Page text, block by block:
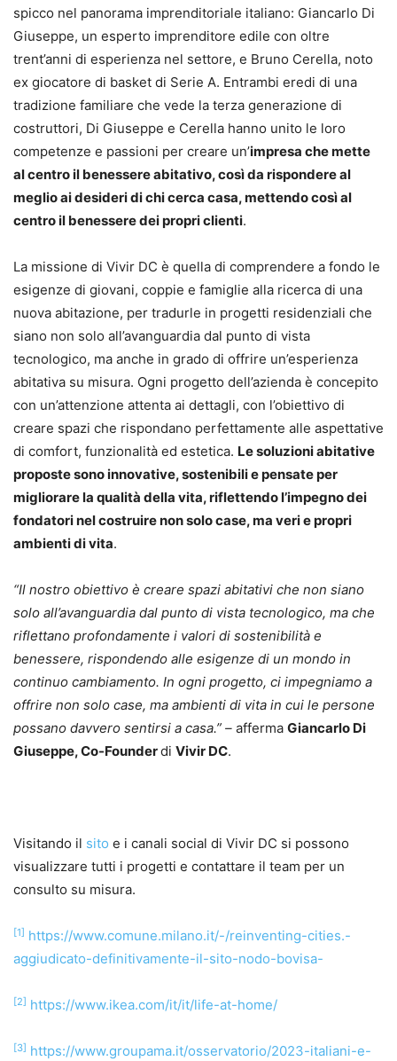
spicco nel panorama imprenditoriale italiano: Giancarlo Di
Giuseppe, un esperto imprenditore edile con oltre
trent’anni di esperienza nel settore, e Bruno Cerella, noto
ex giocatore di basket di Serie A. Entrambi eredi di una
tradizione familiare che vede la terza generazione di
costruttori, Di Giuseppe e Cerella hanno unito le loro
competenze e passioni per creare un’impresa che mette
al centro il benessere abitativo, così da rispondere al
meglio ai desideri di chi cerca casa, mettendo così al
centro il benessere dei propri clienti.
La missione di Vivir DC è quella di comprendere a fondo le
esigenze di giovani, coppie e famiglie alla ricerca di una
nuova abitazione, per tradurle in progetti residenziali che
siano non solo all’avanguardia dal punto di vista
tecnologico, ma anche in grado di offrire un’esperienza
abitativa su misura. Ogni progetto dell’azienda è concepito
con un’attenzione attenta ai dettagli, con l’obiettivo di
creare spazi che rispondano perfettamente alle aspettative
di comfort, funzionalità ed estetica. Le soluzioni abitative
proposte sono innovative, sostenibili e pensate per
migliorare la qualità della vita, riflettendo l’impegno dei
fondatori nel costruire non solo case, ma veri e propri
ambienti di vita.
“Il nostro obiettivo è creare spazi abitativi che non siano
solo all’avanguardia dal punto di vista tecnologico, ma che
riflettano profondamente i valori di sostenibilità e
benessere, rispondendo alle esigenze di un mondo in
continuo cambiamento. In ogni progetto, ci impegniamo a
offrire non solo case, ma ambienti di vita in cui le persone
possano davvero sentirsi a casa.” – afferma Giancarlo Di
Giuseppe, Co-Founderdi Vivir DC.
Visitando il sito e i canali social di Vivir DC si possono
visualizzare tutti i progetti e contattare il team per un
consulto su misura.
[1] https://www.comune.milano.it/-/reinventing-cities.-
aggiudicato-definitivamente-il-sito-nodo-bovisa-
[2] https://www.ikea.com/it/it/life-at-home/
[3] https://www.groupama.it/osservatorio/2023-italiani-e-